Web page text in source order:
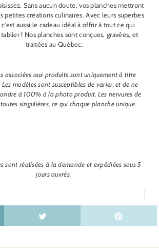
Sans aucun doute, vos planches mettront
petites créations culinaires. Avec leurs superbes
c'est aussi le cadeau idéal à offrir à tout ce qui
! Nos planches sont conçues, gravées, et
traitées au Québec.
associées aux produits sont uniquement à titre
Les modèles sont susceptibles de varier, et de ne
à 100% à la photo produit. Les nervures de
singulières, ce qui chaque planche unique.
sont réalisées à la demande et expédiées sous 5
jours ouvrés.